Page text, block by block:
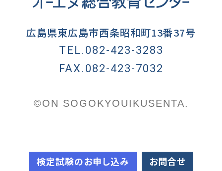
検定試験のお申し込み お問合せ
広島県東広島市西条昭和町13番37号
TEL.082-423-3283
FAX.082-423-7032
©ON SOGOKYOUIKUSENTA.